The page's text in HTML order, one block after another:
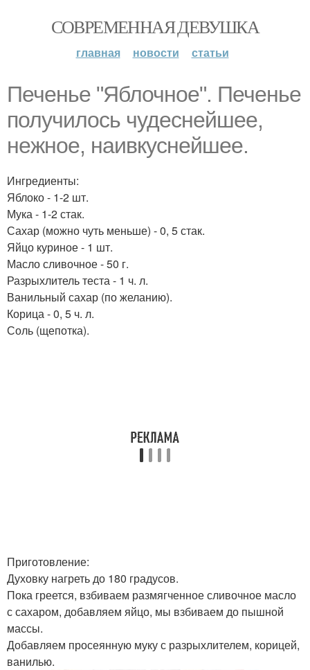
СОВРЕМЕННАЯ ДЕВУШКА
главная новости статьи
Печенье "Яблочное". Печенье
получилось чудеснейшее,
нежное, наивкуснейшее.
Ингредиенты:
Яблоко - 1-2 шт.
Мука - 1-2 стак.
Сахар (можно чуть меньше) - 0, 5 стак.
Яйцо куриное - 1 шт.
Масло сливочное - 50 г.
Разрыхлитель теста - 1 ч. л.
Ванильный сахар (по желанию).
Корица - 0, 5 ч. л.
Соль (щепотка).
Приготовление:
Духовку нагреть до 180 градусов.
Пока греется, взбиваем размягченное сливочное масло
с сахаром, добавляем яйцо, мы взбиваем до пышной
массы.
Добавляем просеянную муку с разрыхлителем, корицей,
ванилью.